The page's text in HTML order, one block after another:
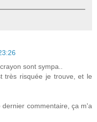
sont sympa..
très risquée je trouve, et le
commentaire, ça m'a